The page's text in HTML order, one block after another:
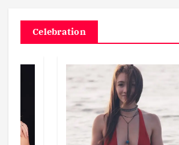
Celebration